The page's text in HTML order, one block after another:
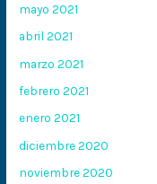
mayo 2021
abril 2021
marzo 2021
febrero 2021
enero 2021
diciembre 2020
noviembre 2020